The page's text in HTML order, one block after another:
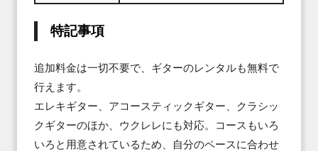
特記事項
追加料金は一切不要で、ギターのレンタルも無料で
行えます。
エレキギター、アコースティックギター、クラシッ
クギターのほか、ウクレレにも対応。コースもいろ
いろと用意されているため、自分のペースに合わせ